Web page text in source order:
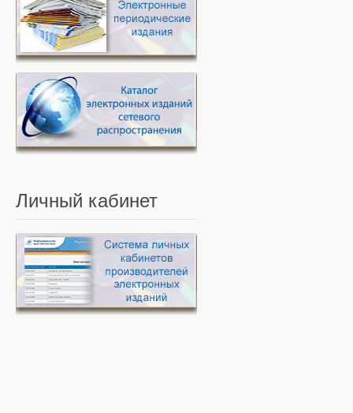
Личный кабинет